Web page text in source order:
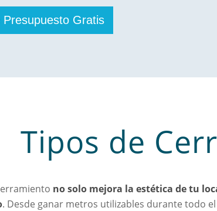
Tipos de
no solo mejora la estética de tu
. Desde ganar metros utilizables durante todo